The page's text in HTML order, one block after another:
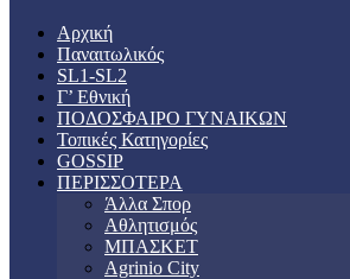
Αρχική
Παναιτωλικός
SL1-SL2
Γ’ Εθνική
ΠΟΔΟΣΦΑΙΡΟ ΓΥΝΑΙΚΩΝ
Τοπικές Κατηγορίες
GOSSIP
ΠΕΡΙΣΣΟΤΕΡΑ
Άλλα Σπορ
Αθλητισμός
ΜΠΑΣΚΕΤ
Agrinio City